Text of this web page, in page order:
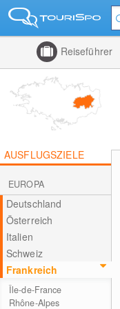
Reiseführer
AUSFLUGSZIELE
EUROPA
Deutschland
Österreich
Italien
Schweiz
Frankreich
Île-de-France
Rhône-Alpes